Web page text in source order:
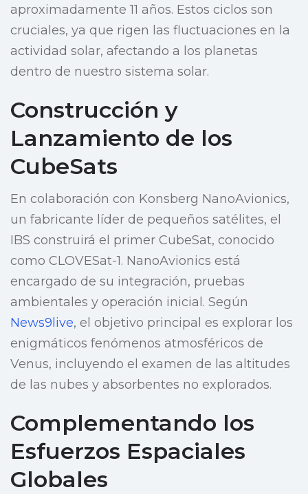
aproximadamente 11 años. Estos ciclos son
cruciales, ya que rigen las fluctuaciones en la
actividad solar, afectando a los planetas
dentro de nuestro sistema solar.
Construcción y
Lanzamiento de los
CubeSats
En colaboración con Konsberg NanoAvionics,
un fabricante líder de pequeños satélites, el
IBS construirá el primer CubeSat, conocido
como CLOVESat-1. NanoAvionics está
encargado de su integración, pruebas
ambientales y operación inicial. Según
News9live, el objetivo principal es explorar los
enigmáticos fenómenos atmosféricos de
Venus, incluyendo el examen de las altitudes
de las nubes y absorbentes no explorados.
Complementando los
Esfuerzos Espaciales
Globales